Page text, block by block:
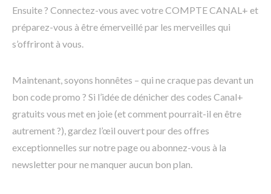
Ensuite ? Connectez-vous avec votre COMPTE CANAL+ et
préparez-vous à être émerveillé par les merveilles qui
s’offriront à vous.
Maintenant, soyons honnêtes – qui ne craque pas devant un
bon code promo ? Si l’idée de dénicher des codes Canal+
gratuits vous met en joie (et comment pourrait-il en être
autrement ?), gardez l’œil ouvert pour des offres
exceptionnelles sur notre page ou abonnez-vous à la
newsletter pour ne manquer aucun bon plan.